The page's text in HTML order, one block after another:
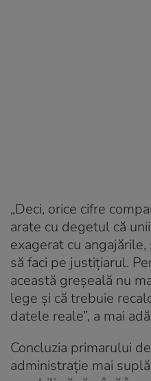
„Deci, orice cifre
arate cu degetul că
exagerat cu
să faci pe justițiarul.
această greșeală nu
lege și că trebuie
datele reale”, a mai
Concluzia primarului
administrație mai